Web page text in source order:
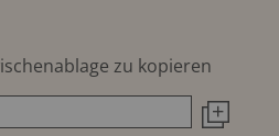
zu kopieren